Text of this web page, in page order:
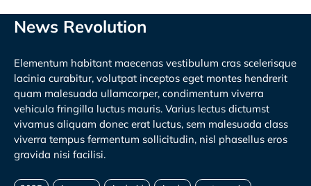
News Revolution
Elementum habitant maecenas vestibulum cras scelerisque
lacinia curabitur, volutpat inceptos eget montes hendrerit
quam malesuada ullamcorper, condimentum viverra
vehicula fringilla luctus mauris. Varius lectus dictumst
vivamus aliquam donec erat luctus, sem malesuada class
viverra tempus fermentum sollicitudin, nisl phasellus eros
gravida nisi facilisi.